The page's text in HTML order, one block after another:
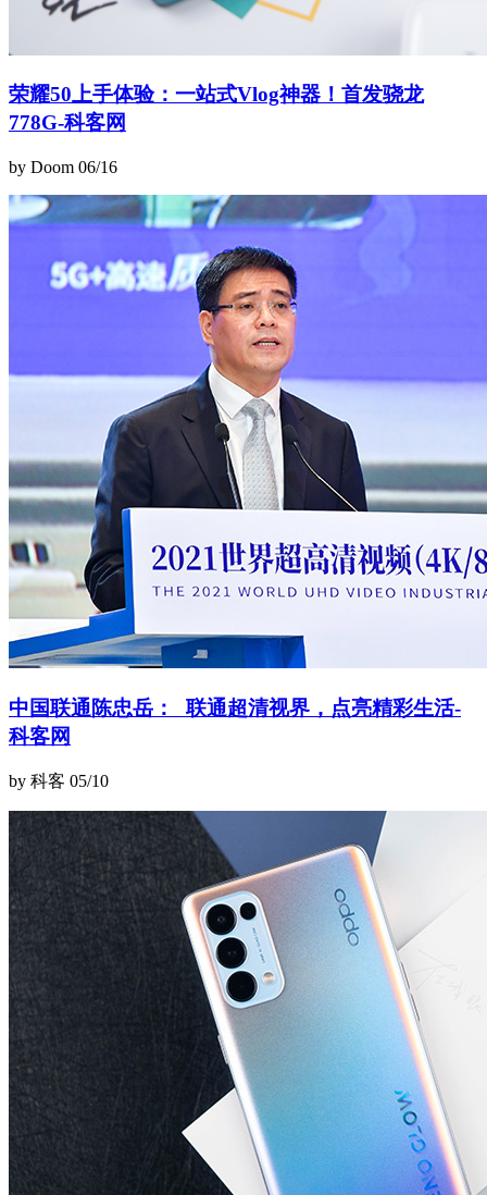
荣耀50上手体验：一站式Vlog神器！首发骁龙
778G-科客网
by Doom 06/16
中国联通陈忠岳： 联通超清视界，点亮精彩生活-
科客网
by 科客 05/10